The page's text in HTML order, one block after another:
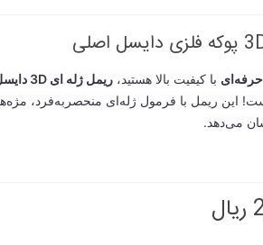
با کیفیت بالا هستید، ریمل ژله ای 3D دایسل
این ریمل با فرمول ژله‌ای منحصربه‌فرد،
می‌دهد.